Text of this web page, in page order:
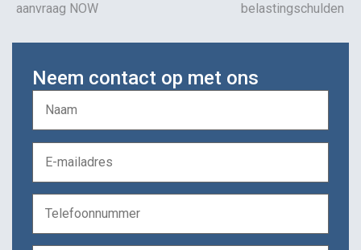
aanvraag NOW
belastingschulden
Neem contact op met ons